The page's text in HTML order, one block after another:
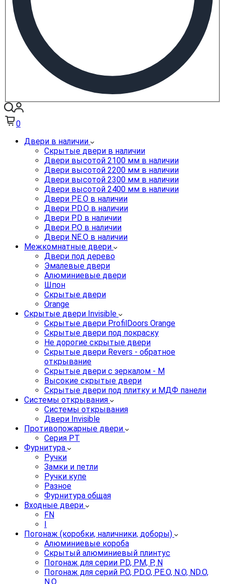
0
Двери в наличии
Скрытые двери в наличии
Двери высотой 2100 мм в наличии
Двери высотой 2200 мм в наличии
Двери высотой 2300 мм в наличии
Двери высотой 2400 мм в наличии
Двери PE.O в наличии
Двери PD.O в наличии
Двери PD в наличии
Двери P.O в наличии
Двери NE.O в наличии
Межкомнатные двери
Двери под дерево
Эмалевые двери
Алюминиевые двери
Шпон
Скрытые двери
Orange
Скрытые двери Invisible
Скрытые двери ProfilDoors Orange
Скрытые двери под покраску
Не дорогие скрытые двери
Скрытые двери Revers - обратное
открывание
Скрытые двери с зеркалом - M
Высокие скрытые двери
Скрытые двери под плитку и МДФ панели
Системы открывания
Системы открывания
Двери Invisible
Противопожарные двери
Серия PT
Фурнитура
Ручки
Замки и петли
Ручки купе
Разное
Фурнитура общая
Входные двери
FN
I
Погонаж (коробки, наличники, доборы)
Алюминиевые короба
Скрытый алюминиевый плинтус
Погонаж для серии PD, PM, P, N
Погонаж для серий P.O, PD.O, PE.O, N.O, ND.O,
N.O